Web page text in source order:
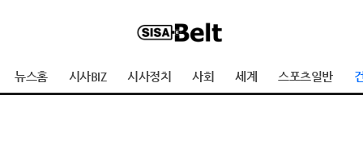
뉴스홈 시사BIZ 시사정치 사회 세계 스포츠일반